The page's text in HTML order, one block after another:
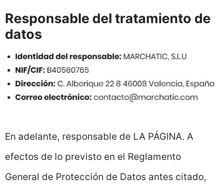
Responsable del tratamiento de
datos
En adelante, responsable de LA PÁGINA. A
efectos de lo previsto en el Reglamento
General de Protección de Datos antes citado,